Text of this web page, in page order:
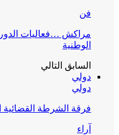
فن
مراكش …فعاليات
الوطنية
السابق التالي
دولي
دولي
فرقة الشرطة
آراء